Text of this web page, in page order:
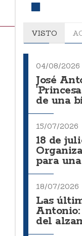
VISTO
04/08/2026
José
de una
15/07/2026
18 de
para
18/07/2026
Las
del